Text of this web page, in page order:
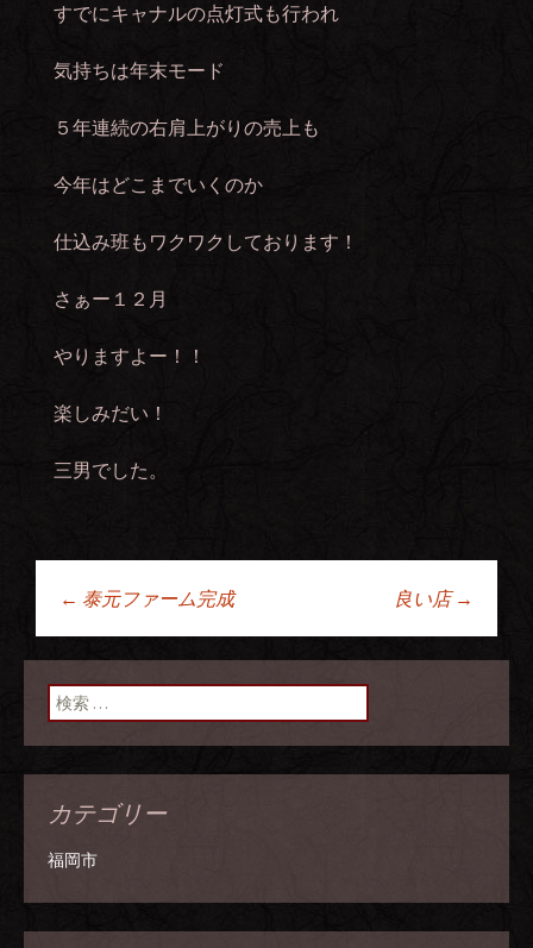
すでにキャナルの点灯式も行われ
気持ちは年末モード
５年連続の右肩上がりの売上も
今年はどこまでいくのか
仕込み班もワクワクしております！
さぁー１２月
やりますよー！！
楽しみだい！
三男でした。
投稿ナビゲーショ
ン
← 泰元ファーム完成 良い店→
検索:
カテゴリー
福岡市